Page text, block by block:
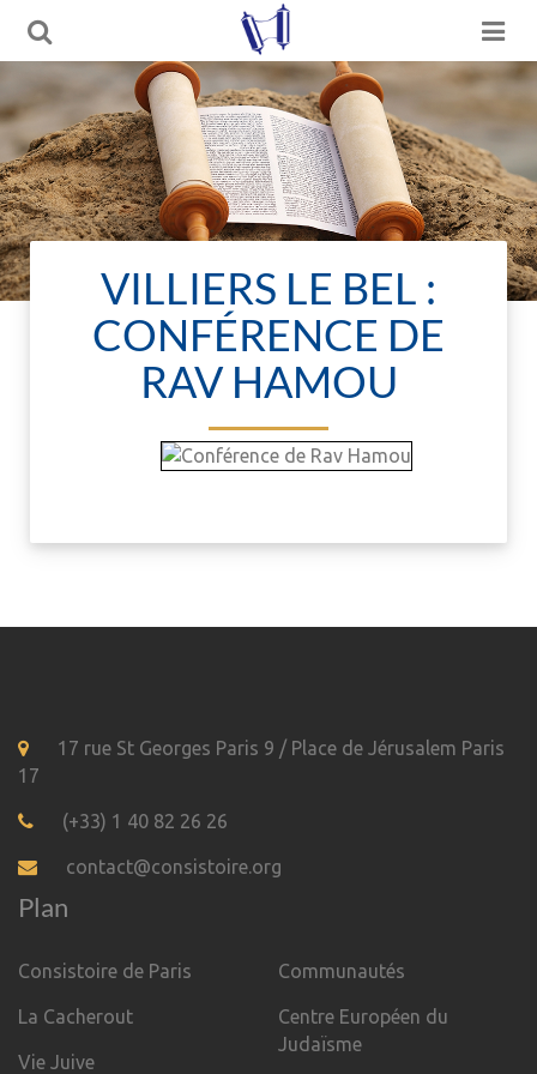
VILLIERS LE BEL :
CONFÉRENCE DE
RAV HAMOU
17 rue St Georges Paris 9 / Place de Jérusalem Paris
17
(+33) 1 40 82 26 26
contact@consistoire.org
Plan
Consistoire de Paris
La Cacherout
Vie Juive
Communautés
Centre Européen du
Judaïsme